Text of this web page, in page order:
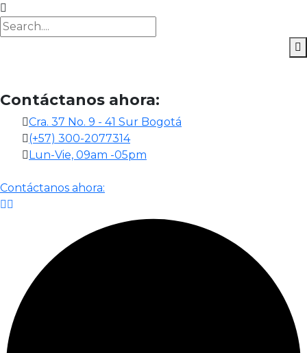
Contáctanos ahora:
Cra. 37 No. 9 - 41 Sur Bogotá
(+57) 300-2077314
Lun-Vie, 09am -05pm
Contáctanos ahora: